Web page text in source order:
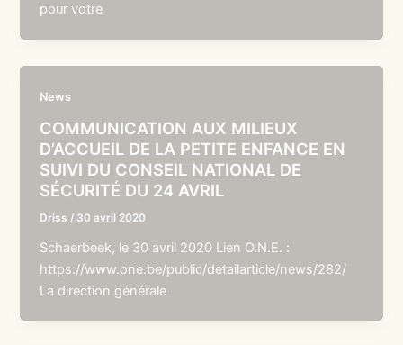
pour votre
News
COMMUNICATION AUX MILIEUX
D’ACCUEIL DE LA PETITE ENFANCE EN
SUIVI DU CONSEIL NATIONAL DE
SÉCURITÉ DU 24 AVRIL
Driss / 30 avril 2020
Schaerbeek, le 30 avril 2020 Lien O.N.E. :
https://www.one.be/public/detailarticle/news/282/
La direction générale